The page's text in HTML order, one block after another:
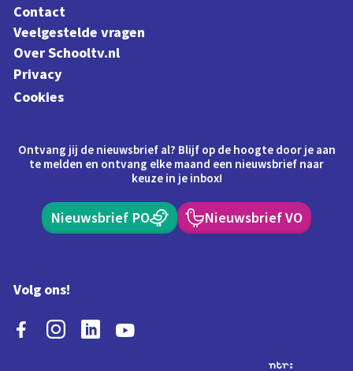
Contact
Veelgestelde vragen
Over Schooltv.nl
Privacy
Cookies
Ontvang jij de nieuwsbrief al? Blijf op de hoogte door je aan
te melden en ontvang elke maand een nieuwsbrief naar
keuze in je inbox!
Nieuwsbrief PO Nieuwsbrief VO
Volg ons!